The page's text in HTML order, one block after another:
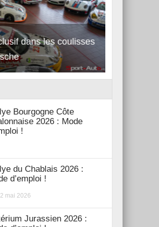
dans les coulisses
Bourgogne Côte
2026 : Mode
!
du Chablais 2026 :
d’emploi !
mai 2026
Jurassien 2026 :